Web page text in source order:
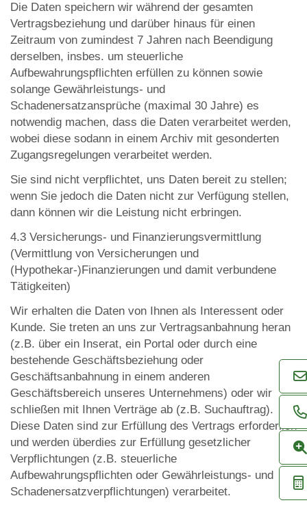
Die Daten speichern wir während der gesamten
Vertragsbeziehung und darüber hinaus für einen
Zeitraum von zumindest 7 Jahren nach Beendigung
derselben, insbes. um steuerliche
Aufbewahrungspflichten erfüllen zu können sowie
solange Gewährleistungs- und
Schadenersatzansprüche (maximal 30 Jahre) es
notwendig machen, dass die Daten verarbeitet werden,
wobei diese sodann in einem Archiv mit gesonderten
Zugangsregelungen verarbeitet werden.
Sie sind nicht verpflichtet, uns Daten bereit zu stellen;
wenn Sie jedoch die Daten nicht zur Verfügung stellen,
dann können wir die Leistung nicht erbringen.
4.3 Versicherungs- und Finanzierungsvermittlung
(Vermittlung von Versicherungen und
(Hypothekar-)Finanzierungen und damit verbundene
Tätigkeiten)
Wir erhalten die Daten von Ihnen als Interessent oder
Kunde. Sie treten an uns zur Vertragsanbahnung heran
(z.B. über ein Inserat, ein Portal oder durch eine
bestehende Geschäftsbeziehung oder
Geschäftsanbahnung in einem anderen
Geschäftsbereich unseres Unternehmens) oder wir
schließen mit Ihnen Verträge ab (z.B. Suchauftrag).
Diese Daten sind zur Erfüllung des Vertrags erforderlich
und werden überdies zur Erfüllung gesetzlicher
Verpflichtungen (z.B. steuerliche
Aufbewahrungspflichten oder Gewährleistungs- und
Schadenersatzverpflichtungen) verarbeitet.